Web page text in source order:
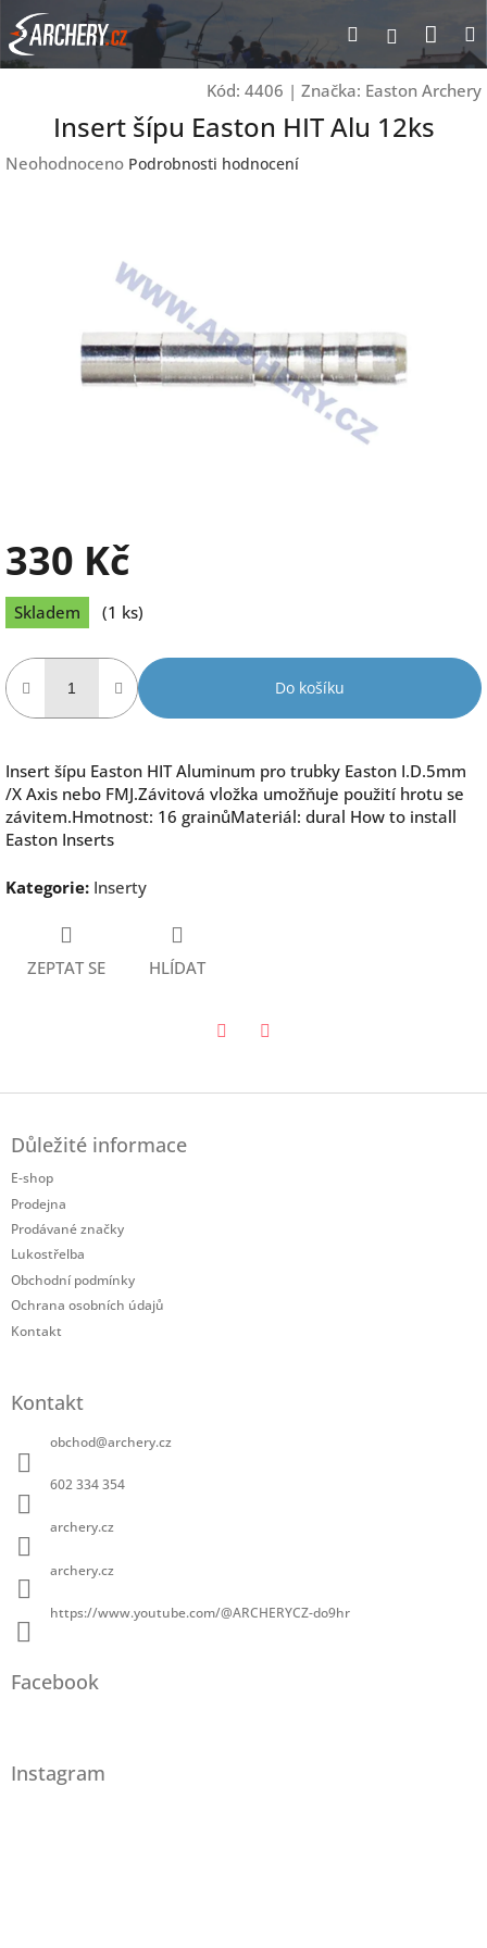
Přejít
na
obsah
Hledat
Kód: 4406 | Značka: Easton Archery
Insert šípu Easton HIT Alu 12ks
Průměrné
Neohodnoceno Podrobnosti hodnocení
330 Kč
Měrná
cena:
Skladem (1 ks)
Do košíku
Insert šípu Easton HIT Aluminum pro trubky Easton I.D.5mm
/X Axis nebo FMJ.Závitová vložka umožňuje použití hrotu se
závitem.Hmotnost: 16 grainůMateriál: dural How to install
Easton Inserts
Kategorie: Inserty
ZEPTAT SE HLÍDAT
Důležité informace
E-shop
Prodejna
Prodávané značky
Lukostřelba
Obchodní podmínky
Ochrana osobních údajů
Kontakt
Kontakt
obchod@archery.cz
602 334 354
archery.cz
archery.cz
https://www.youtube.com/@ARCHERYCZ-do9hr
Facebook
Instagram